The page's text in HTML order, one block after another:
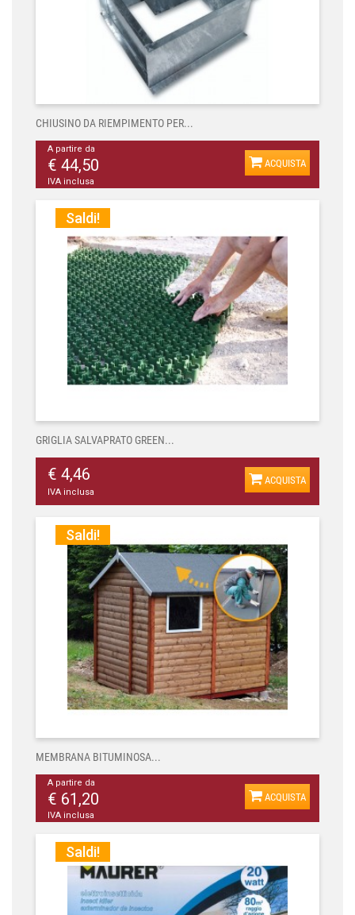
CHIUSINO DA RIEMPIMENTO PER...
A partire da
€ 44,50
IVA inclusa
ACQUISTA
Saldi!
GRIGLIA SALVAPRATO GREEN...
€ 4,46
IVA inclusa
ACQUISTA
Saldi!
MEMBRANA BITUMINOSA...
A partire da
€ 61,20
IVA inclusa
ACQUISTA
Saldi!